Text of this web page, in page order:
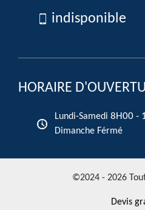
indisponible
HORAIRE
Lundi-Samedi 8H00 -
Dimanche Férmé
©2024 - 2026
Devis